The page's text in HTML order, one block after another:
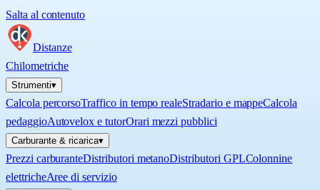
Salta al contenuto
Distanze
Chilometriche
Strumenti▾
Calcola percorsoTraffico in tempo realeStradario e mappeCalcola
pedaggioAutovelox e tutorOrari mezzi pubblici
Carburante & ricarica▾
Prezzi carburanteDistributori metanoDistributori GPLColonnine
elettricheAree di servizio